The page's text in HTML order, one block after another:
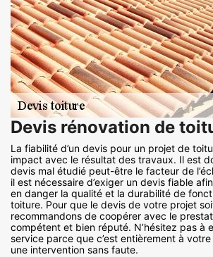
Devis rénovation de
La fiabilité d’un devis pour un projet de
impact avec le résultat des travaux. Il est
devis mal étudié peut-être le facteur de
il est nécessaire d’exiger un devis fiable
en danger la qualité et la durabilité de
toiture. Pour que le devis de votre projet
recommandons de coopérer avec le
compétent et bien réputé. N’hésitez pas à
service parce que c’est entièrement à
une intervention sans faute.